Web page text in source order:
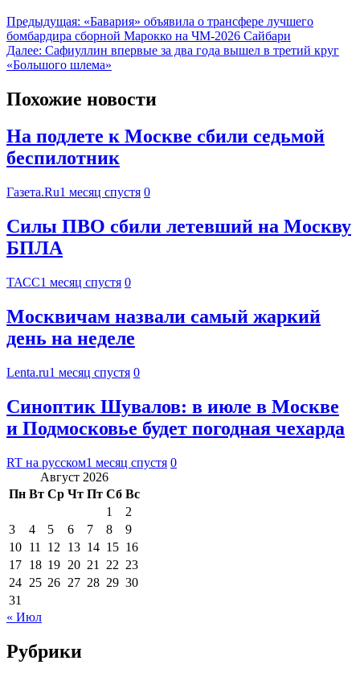
Предыдущая: «Бавария» объявила о трансфере лучшего
бомбардира сборной Марокко на ЧМ-2026 Сайбари
Далее: Сафиуллин впервые за два года вышел в третий круг
«Большого шлема»
Похожие новости
На подлете к Москве сбили седьмой
беспилотник
Газета.Ru1 месяц спустя 0
Силы ПВО сбили летевший на Москву
БПЛА
ТАСС1 месяц спустя 0
Москвичам назвали самый жаркий
день на неделе
Lenta.ru1 месяц спустя 0
Синоптик Шувалов: в июле в Москве
и Подмосковье будет погодная чехарда
RT на русском1 месяц спустя 0
Август 2026
Пн Вт Ср Чт Пт Сб Вс
1
2
3
4 5 6 7 8
9
10 11 12 13 14 15 16
17 18 19 20 21 22 23
24 25 26 27 28 29 30
31
« Июл
Рубрики